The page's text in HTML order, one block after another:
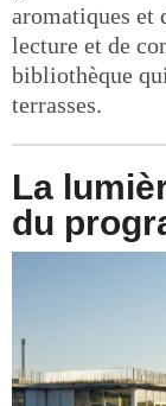
aromatiques et
lecture et de
bibliothèque
terrasses.
La
du